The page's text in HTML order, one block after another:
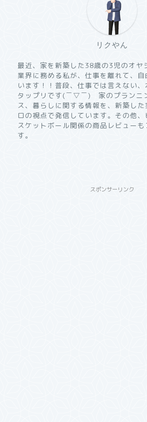
リクやん
最近、家を新築した38歳の3児のオヤ
業界に務める私が、仕事を離れて、
います！！普段、仕事では言えない
タップリです(￣▽￣) 家のプランニ
ス、暮らしに関する情報を、新築し
ロの視点で発信しています。その他
スケットボール関係の商品レビューも
す。
スポンサーリンク